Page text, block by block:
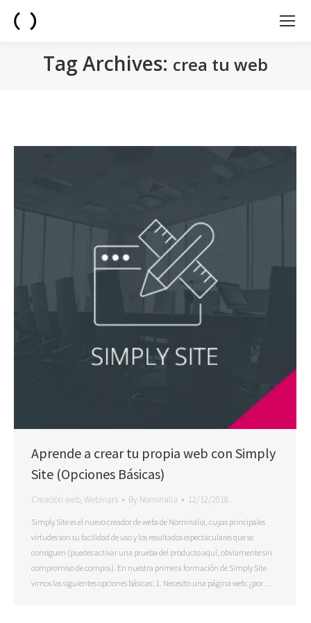
Tag Archives: crea tu web
Aprende a crear tu propia web con Simply
Site (Opciones Básicas)
Creación web,Webinars By Nominalia 12/12/2018
Simply Site es el nuevo creador de webs de Nominalia, cuyas principales
virtudes son su facilidad de uso y los resultados espectaculares que se
consiguen (puedes activar una prueba del producto aquí, obviamente sin
compromiso de compra). En nuestra primera formación de Simply Site
vimos las siguientes opciones básicas: 1. Necesito una página web: ¿por…